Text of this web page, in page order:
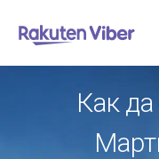
Как